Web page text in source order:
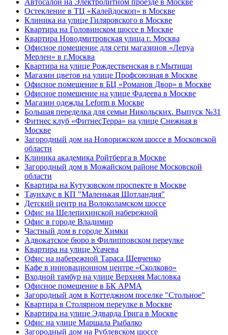
Автосалон на Электролитном проезде в Москве
Остекление в ТЦ «Калейдоскоп» в Москве
Клиника на улице Гиляровского в Москве
Квартира на Головинском шоссе в Москве
Квартира Новодмитровская улица г. Москва
Офисное помещение для сети магазинов «Леруа
Мерлен» в г.Москва
Квартира на улице Рождественская в г.Мытищи
Магазин цветов на улице Профсоюзная в Москве
Офисное помещение в БЦ «Романов Двор» в Москве
Офисное помещение на улице Фадеева в Москве
Магазин одежды Leform в Москве
Большая переделка для семьи Никольских. Выпуск №31
Фитнес клуб «ФитнесТерра» на улице Снежная в
Москве
Загородный дом на Новорижском шоссе в Московской
области
Клиника академика Ройтберга в Москве
Загородный дом в Можайском районе Московской
области
Квартира на Кутузовском проспекте в Москве
Таунхаус в КП "Маленькая Шотландия"
Детский центр на Волоколамском шоссе
Офис на Шелепихинской набережной
Офис в городе Владимир
Частный дом в городе Химки
Адвокатское бюро в Филипповском переулке
Квартира на улице Усачева
Офис на набережной Тараса Шевченко
Кафе в инновационном центре «Сколково»
Входной тамбур на улице Верхняя Масловка
Офисное помещение в БК АРМА
Загородный дом в Коттеджном поселке "Стольное"
Квартира в Столярном переулке в Москве
Квартира на улице Эдварда Грига в Москве
Офис на улице Маршала Рыбалко
Загородный дом на Рублевском шоссе